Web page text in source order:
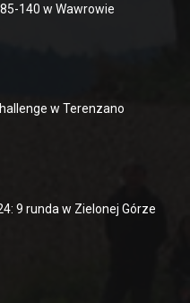
140 w Wawrowie
w Terenzano
9 runda w Zielonej Górze